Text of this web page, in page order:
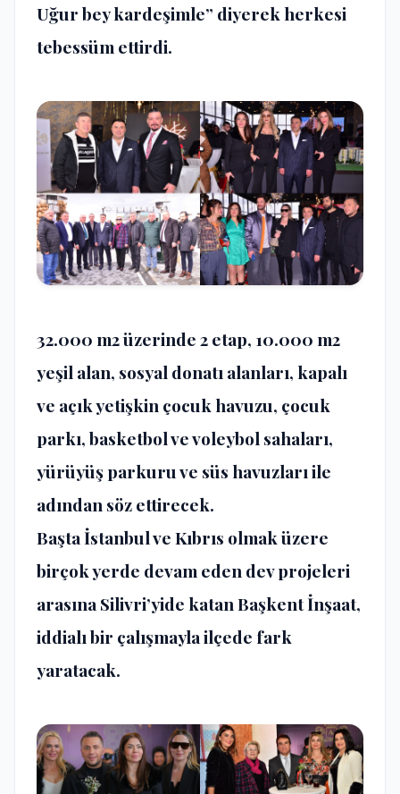
Uğur bey kardeşimle” diyerek herkesi
tebessüm ettirdi.
32.000 m2 üzerinde 2 etap, 10.000 m2
yeşil alan, sosyal donatı alanları, kapalı
ve açık yetişkin çocuk havuzu, çocuk
parkı, basketbol ve voleybol sahaları,
yürüyüş parkuru ve süs havuzları ile
adından söz ettirecek.
Başta İstanbul ve Kıbrıs olmak üzere
birçok yerde devam eden dev projeleri
arasına Silivri’yide katan Başkent İnşaat,
iddialı bir çalışmayla ilçede fark
yaratacak.